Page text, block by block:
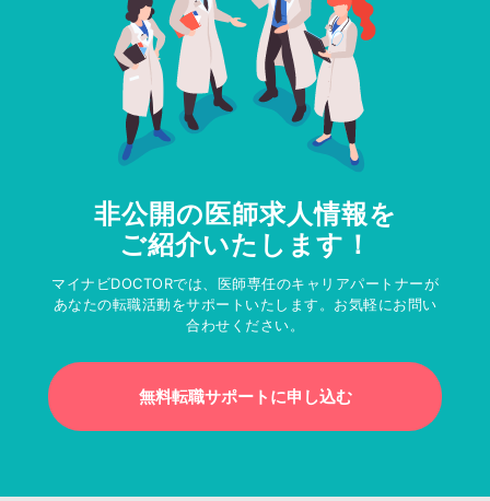
非公開の医師求人情報を
ご紹介いたします！
マイナビDOCTORでは、医師専任のキャリアパートナーが
あなたの転職活動をサポートいたします。お気軽にお問い
合わせください。
無料転職サポートに申し込む